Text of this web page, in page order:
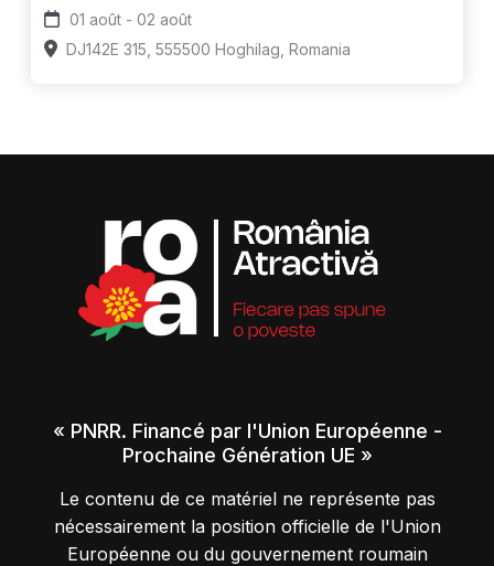
01 août - 02 août
DJ142E 315, 555500 Hoghilag, Romania
« PNRR. Financé par l'Union Européenne -
Prochaine Génération UE »
Le contenu de ce matériel ne représente pas
nécessairement la position officielle de l'Union
Européenne ou du gouvernement roumain